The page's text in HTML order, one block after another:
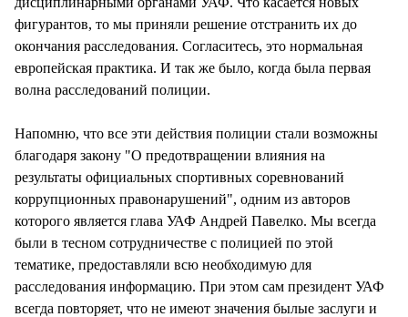
фигурантов, то мы приняли решение отстранить их до
окончания расследования. Согласитесь, это нормальная
европейская практика. И так же было, когда была первая
волна расследований полиции.
Напомню, что все эти действия полиции стали возможны
благодаря закону "О предотвращении влияния на
результаты официальных спортивных соревнований
коррупционных правонарушений", одним из авторов
которого является глава УАФ Андрей Павелко. Мы всегда
были в тесном сотрудничестве с полицией по этой
тематике, предоставляли всю необходимую для
расследования информацию. При этом сам президент УАФ
всегда повторяет, что не имеют значения былые заслуги и